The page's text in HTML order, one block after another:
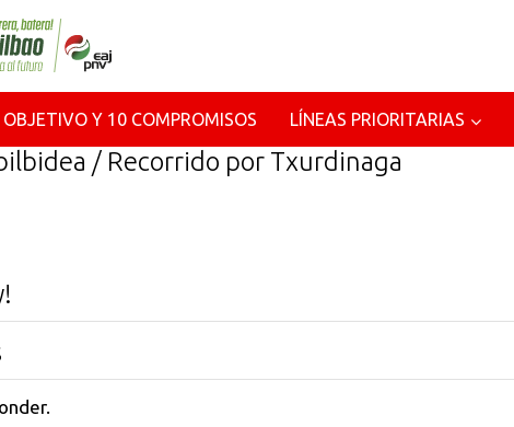
OBJETIVO Y 10 COMPROMISOS LÍNEAS PRIORITARIAS
/ Recorrido por Txurdinaga